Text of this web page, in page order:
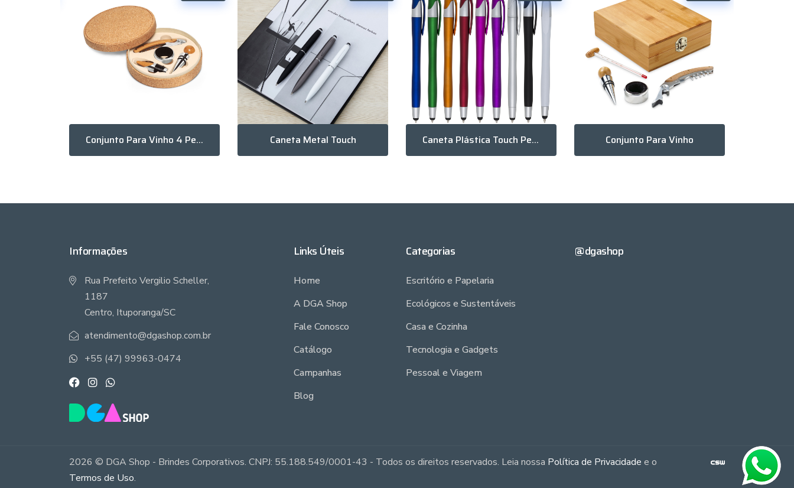
Conjunto Para Vinho 4 Peças Caneta Metal Touch Caneta Plástica Touch Personalizada Conjunto Para Vinho
Informações
Rua Prefeito Vergilio Scheller,
1187
Centro, Ituporanga/SC
atendimento@dgashop.com.br
+55 (47) 99963-0474
Links Úteis
Home
A DGA Shop
Fale Conosco
Catálogo
Campanhas
Blog
Categorias
Escritório e Papelaria
Ecológicos e Sustentáveis
Casa e Cozinha
Tecnologia e Gadgets
Pessoal e Viagem
@dgashop
2026 © DGA Shop - Brindes Corporativos. CNPJ: 55.188.549/0001-43 - Todos os direitos reservados. Leia nossa Política de Privacidade e o
Termos de Uso.